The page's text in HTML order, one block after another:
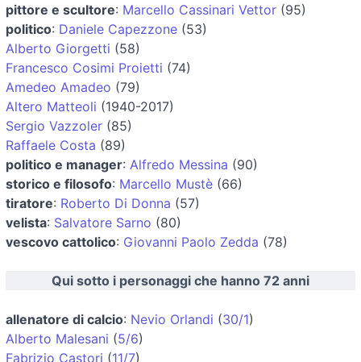
pittore e scultore: Marcello Cassinari Vettor (95)
politico: Daniele Capezzone (53)
Alberto Giorgetti (58)
Francesco Cosimi Proietti (74)
Amedeo Amadeo (79)
Altero Matteoli (1940-2017)
Sergio Vazzoler (85)
Raffaele Costa (89)
politico e manager: Alfredo Messina (90)
storico e filosofo: Marcello Mustè (66)
tiratore: Roberto Di Donna (57)
velista: Salvatore Sarno (80)
vescovo cattolico: Giovanni Paolo Zedda (78)
Qui sotto i personaggi che hanno 72 anni
allenatore di calcio: Nevio Orlandi (30/1)
Alberto Malesani (5/6)
Fabrizio Castori (11/7)